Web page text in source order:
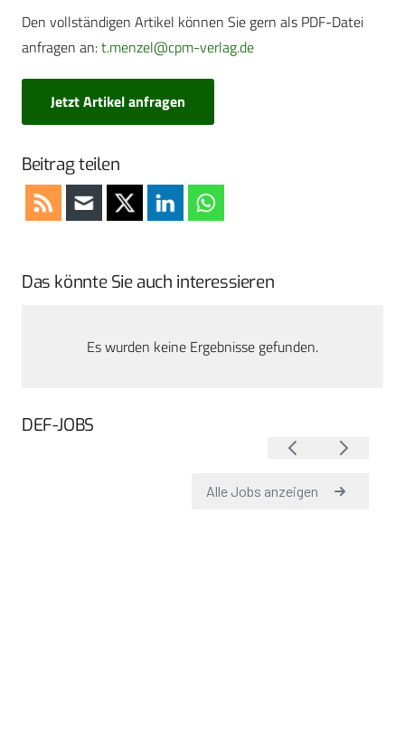
Den vollständigen Artikel können Sie gern als PDF-Datei
anfragen an:t.menzel@cpm-verlag.de
Jetzt Artikel anfragen
Beitrag teilen
Das könnte Sie auch interessieren
Es wurden keine Ergebnisse gefunden.
DEF-JOBS